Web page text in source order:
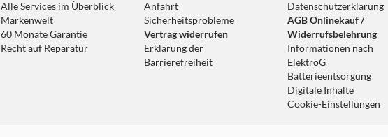
Alle Services im Überblick
Markenwelt
60 Monate Garantie
Recht auf Reparatur
Anfahrt
Sicherheitsprobleme
Vertrag widerrufen
Erklärung der
Barrierefreiheit
Datenschutzerklärung
AGB Onlinekauf /
Widerrufsbelehrung
Informationen nach
ElektroG
Batterieentsorgung
Digitale Inhalte
Cookie-Einstellungen